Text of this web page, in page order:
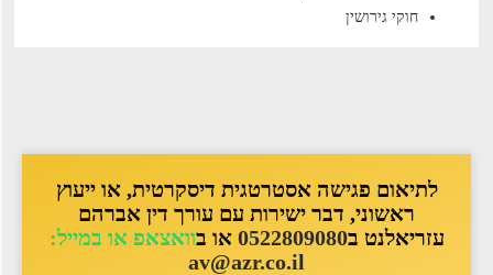
חוקי גירושין
לתיאום פגישה אסטרטגית דיסקרטית, או ייעוץ
ראשוני, דבר ישירות עם עורך דין אברהם
עזריאלנט ב0522809080או בוואצאפ או במייל:
av@azr.co.il